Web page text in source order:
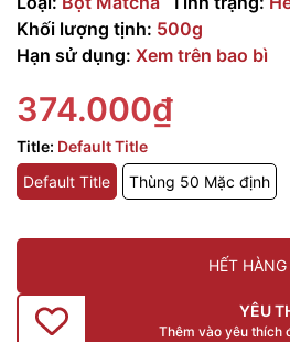
Khối lượng tịnh: 500g
Hạn sử dụng: Xem trên bao bì
374.000₫
Title: Default Title
Default Title
Thùng 50 Mặc định
HẾT HÀNG
YÊU
Thêm vào yêu thích